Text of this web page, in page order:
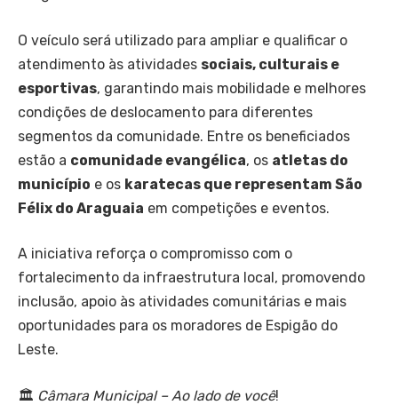
O veículo será utilizado para ampliar e qualificar o
atendimento às atividades sociais, culturais e
esportivas, garantindo mais mobilidade e melhores
condições de deslocamento para diferentes
segmentos da comunidade. Entre os beneficiados
estão a comunidade evangélica, os atletas do
município e os karatecas que representam São
Félix do Araguaia em competições e eventos.
A iniciativa reforça o compromisso com o
fortalecimento da infraestrutura local, promovendo
inclusão, apoio às atividades comunitárias e mais
oportunidades para os moradores de Espigão do
Leste.
🏛 Câmara Municipal – Ao lado de você!